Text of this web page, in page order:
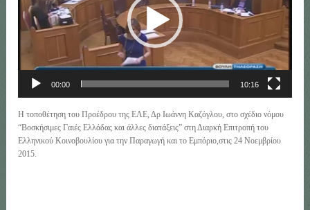
00:00 10:16
Η τοποθέτηση του Προέδρου της ΕΛΕ, Δρ Ιωάννη Καζόγλου, στο σχέδιο νόμου
“Βοσκήσιμες Γαιές Ελλάδας και άλλες διατάξεις” στη Διαρκή Επιτροπή του
Ελληνικού Κοινοβουλίου για την Παραγωγή και το Εμπόριο,στις 24 Νοεμβρίου
2015.